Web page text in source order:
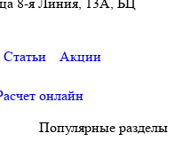
Статьи
Акции
онлайн
Популярные разделы